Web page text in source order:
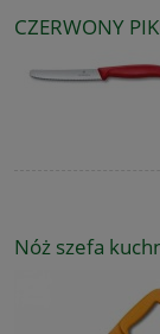
CZERWONY
Nóż szefa